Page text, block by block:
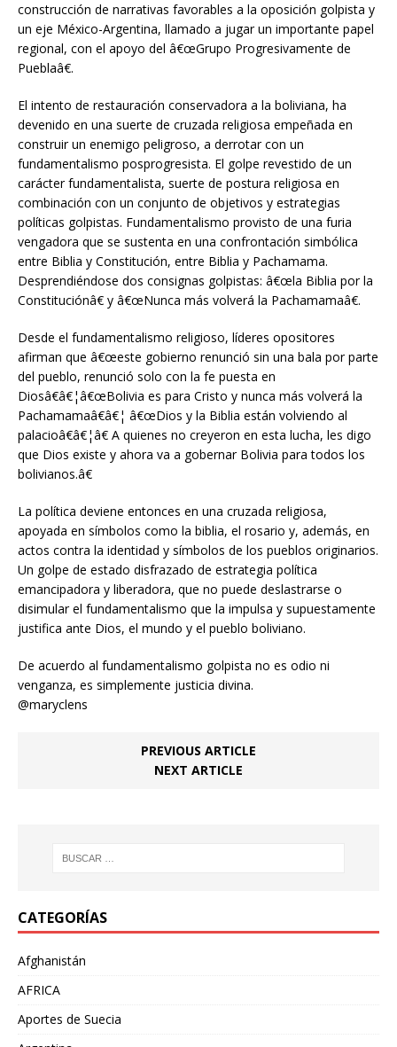
construcción de narrativas favorables a la oposición golpista y
un eje México-Argentina, llamado a jugar un importante papel
regional, con el apoyo del â€œGrupo Progresivamente de
Pueblaâ€.
El intento de restauración conservadora a la boliviana, ha
devenido en una suerte de cruzada religiosa empeñada en
construir un enemigo peligroso, a derrotar con un
fundamentalismo posprogresista. El golpe revestido de un
carácter fundamentalista, suerte de postura religiosa en
combinación con un conjunto de objetivos y estrategias
políticas golpistas. Fundamentalismo provisto de una furia
vengadora que se sustenta en una confrontación simbólica
entre Biblia y Constitución, entre Biblia y Pachamama.
Desprendiéndose dos consignas golpistas: â€œla Biblia por la
Constituciónâ€ y â€œNunca más volverá la Pachamamaâ€.
Desde el fundamentalismo religioso, líderes opositores
afirman que â€œeste gobierno renunció sin una bala por parte
del pueblo, renunció solo con la fe puesta en
Diosâ€â€¦â€œBolivia es para Cristo y nunca más volverá la
Pachamamaâ€â€¦ â€œDios y la Biblia están volviendo al
palacioâ€â€¦â€ A quienes no creyeron en esta lucha, les digo
que Dios existe y ahora va a gobernar Bolivia para todos los
bolivianos.â€
La política deviene entonces en una cruzada religiosa,
apoyada en símbolos como la biblia, el rosario y, además, en
actos contra la identidad y símbolos de los pueblos originarios.
Un golpe de estado disfrazado de estrategia política
emancipadora y liberadora, que no puede deslastrarse o
disimular el fundamentalismo que la impulsa y supuestamente
justifica ante Dios, el mundo y el pueblo boliviano.
De acuerdo al fundamentalismo golpista no es odio ni
venganza, es simplemente justicia divina.
@maryclens
PREVIOUS ARTICLE
NEXT ARTICLE
CATEGORÍAS
Afghanistán
AFRICA
Aportes de Suecia